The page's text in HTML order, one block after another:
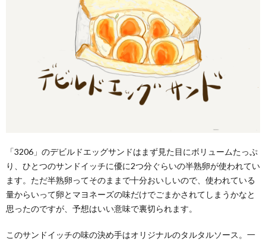
「3206」のデビルドエッグサンドはまず見た目にボリュームたっぷ
り、ひとつのサンドイッチに優に2つ分ぐらいの半熟卵が使われてい
ます。ただ半熟卵ってそのままで十分おいしいので、使われている
量からいって卵とマヨネーズの味だけでごまかされてしまうかなと
思ったのですが、予想はいい意味で裏切られます。
このサンドイッチの味の決め手はオリジナルのタルタルソース。一